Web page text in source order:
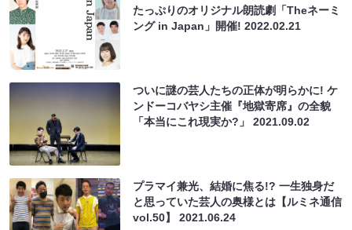
たっぷりのオリジナル朗読劇「Theネーミ
ング in Japan」開催!2022.02.21
ついに謎の芸人たちの正体が明らかに! ケ
ンドーコバヤシ主催『地獄寄席』の全貌
「本当にこれ現実か?」2021.09.02
プラマイ兼光、結婚に焦る!? 一生独身だ
と思っていた芸人の奥様とは【ルミネ通信
vol.50】2021.06.24